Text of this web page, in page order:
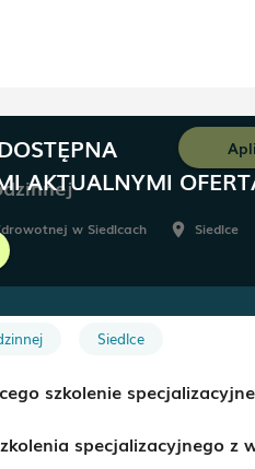
AKTUALNYMI
w Siedlcach room Siedlce
Siedlce
szkolenie
specjalizacyjnego z